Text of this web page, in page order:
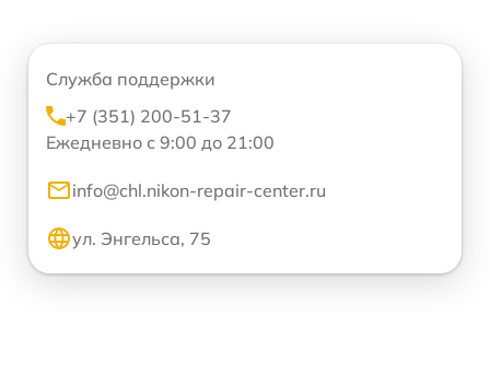
Служба поддержки
+7 (351) 200-51-37
Ежедневно с 9:00 до 21:00
info@chl.nikon-repair-center.ru
ул. Энгельса, 75